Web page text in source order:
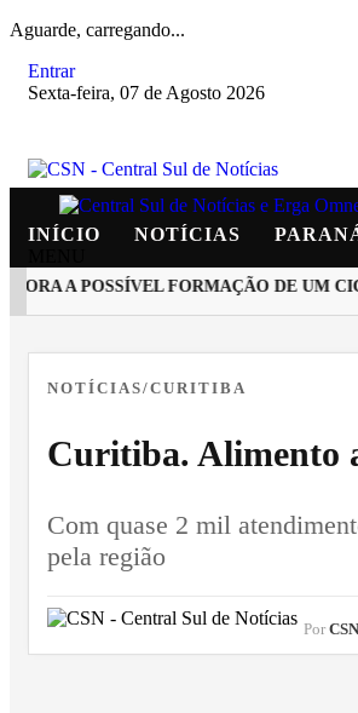
Aguarde, carregando...
Entrar
Sexta-feira, 07 de Agosto 2026
INÍCIO NOTÍCIAS
A POSSÍVEL FORMAÇÃO DE UM
NOTÍCIAS/CURITIBA
Curitiba. Alimento
Com quase 2 mil
pela região
Por